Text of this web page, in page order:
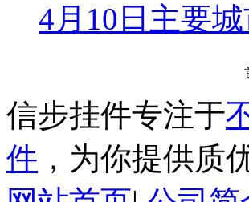
4月10日主要
信步挂件专注于
件 ，为你提供质